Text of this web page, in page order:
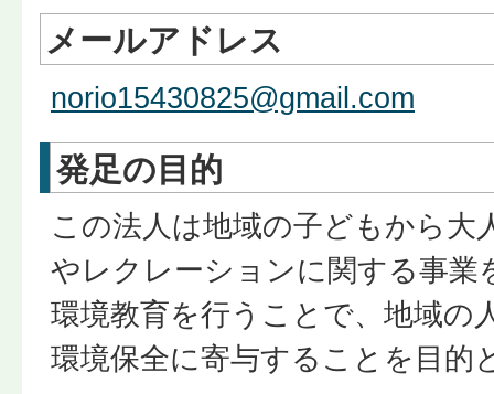
メールアドレス
norio15430825@gmail.com
発足の目的
この法人は地域の子どもから大
やレクレーションに関する事業
環境教育を行うことで、地域の
環境保全に寄与することを目的